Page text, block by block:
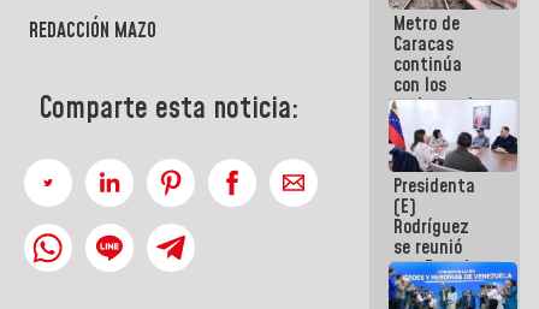
REDACCIÓN MAZO
Comparte esta noticia:
Metro de
Caracas
continúa
con los
trabajos de
mantenimiento
e inspección
en la Línea 2
Presidenta
(E)
Rodríguez
se reunió
con Estado
Mayor